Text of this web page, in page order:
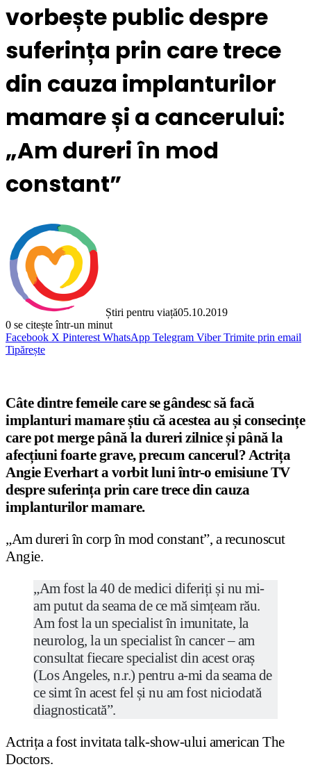
vorbește public despre
suferința prin care trece
din cauza implanturilor
mamare și a cancerului:
„Am dureri în mod
constant”
Știri pentru viață05.10.2019
0 se citește într-un minut
Facebook X Pinterest WhatsApp Telegram Viber Trimite prin email
Tipărește
Câte dintre femeile care se gândesc să facă
implanturi mamare știu că acestea au și consecințe
care pot merge până la dureri zilnice și până la
afecțiuni foarte grave, precum cancerul? Actrița
Angie Everhart a vorbit luni într-o emisiune TV
despre suferința prin care trece din cauza
implanturilor mamare.
„Am dureri în corp în mod constant”, a recunoscut
Angie.
„Am fost la 40 de medici diferiți și nu mi-
am putut da seama de ce mă simțeam rău.
Am fost la un specialist în imunitate, la
neurolog, la un specialist în cancer – am
consultat fiecare specialist din acest oraș
(Los Angeles, n.r.) pentru a-mi da seama de
ce simt în acest fel și nu am fost niciodată
diagnosticată”.
Actrița a fost invitata talk-show-ului american The
Doctors.